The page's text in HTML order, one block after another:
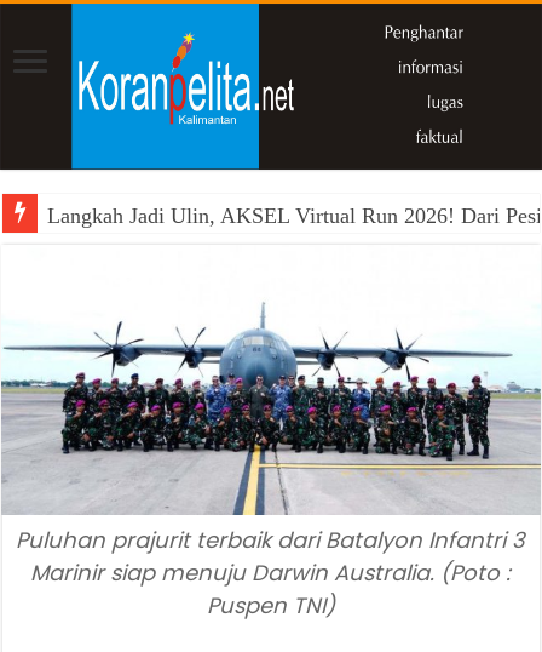
Langkah Jadi Ulin, AKSEL Virtual Run 2026! Dari
Puluhan prajurit terbaik dari Batalyon Infantri 3
Marinir siap menuju Darwin Australia. (Poto :
Puspen TNI)